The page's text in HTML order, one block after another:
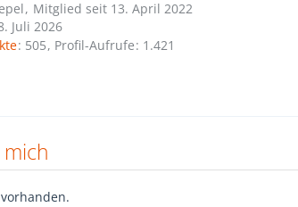
Mitglied seit 13. April 2022
Juli 2026
505 Profil-Aufrufe 1.421